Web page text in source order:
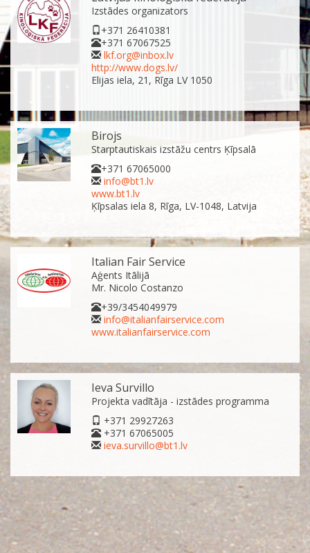
Izstādes organizators
+371 26410381
+371 67067525
lkf.org@inbox.lv
http://www.dogs.lv/
Elijas iela, 21, Rīga LV 1050
Birojs
Starptautiskais izstāžu centrs Ķīpsalā
+371 67065000
info@bt1.lv
www.bt1.lv
Ķīpsalas iela 8, Rīga, LV-1048, Latvija
Italian Fair Service
Aģents Itālijā
Mr. Nicolo Costanzo
+39/3454049979
info@italianfairservice.com
www.italianfairservice.com
Ieva Survillo
Projekta vadītāja - izstādes programma
+371 29927263
+371 67065005
ieva.survillo@bt1.lv